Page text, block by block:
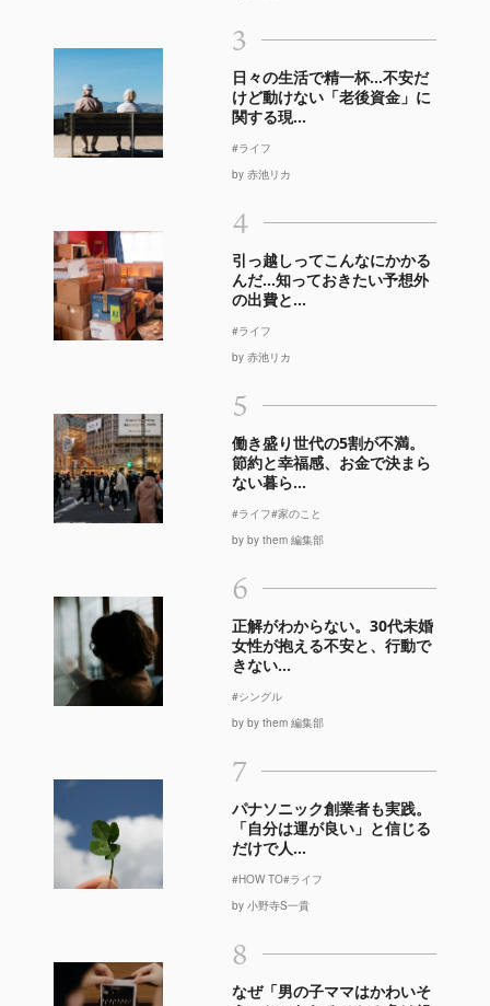
3
日々の生活で精一杯…不安だ
けど動けない「老後資金」に
関する現...
#ライフ
by 赤池リカ
4
引っ越しってこんなにかかる
んだ…知っておきたい予想外
の出費と...
#ライフ
by 赤池リカ
5
働き盛り世代の5割が不満。
節約と幸福感、お金で決まら
ない暮ら...
#ライフ#家のこと
by by them 編集部
6
正解がわからない。30代未婚
女性が抱える不安と、行動で
きない...
#シングル
by by them 編集部
7
パナソニック創業者も実践。
「自分は運が良い」と信じる
だけで人...
#HOW TO#ライフ
by 小野寺S一貴
8
なぜ「男の子ママはかわいそ